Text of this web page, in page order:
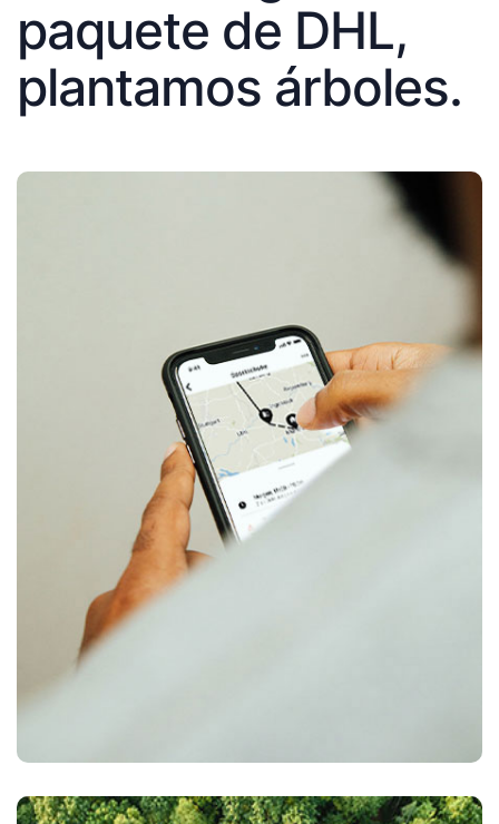
paquete de DHL,
plantamos árboles.